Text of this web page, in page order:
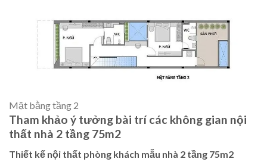
Mặt bằng tầng 2
Tham khảo ý tưởng bài trí các không gian nội
thất nhà 2 tầng 75m2
Thiết kế nội thất phòng khách mẫu nhà 2 tầng 75m2